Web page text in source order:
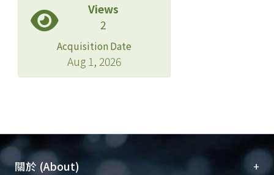
Views
2
Acquisition Date
Aug 1, 2026
關於 (About) +